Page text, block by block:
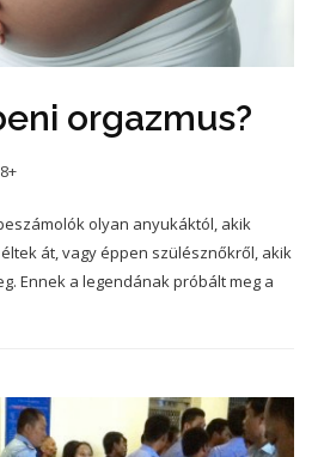
orgazmus?
olyan anyukáktól, akik
át, vagy éppen szülésznőkről, akik
Ennek a legendának próbált meg a